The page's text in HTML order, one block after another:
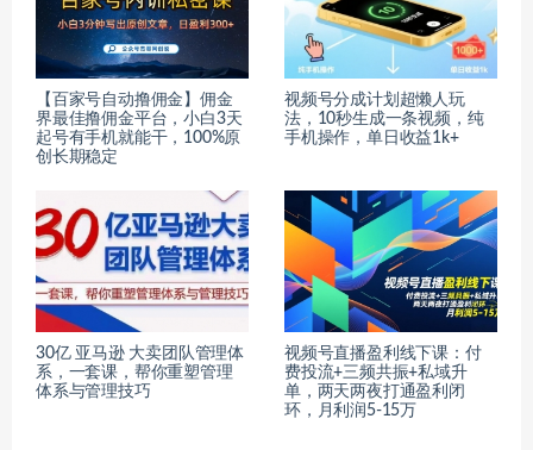
【百家号自动撸佣金】佣金
界最佳撸佣金平台，小白3天
起号有手机就能干，100%原
创长期稳定
视频号分成计划超懒人玩
法，10秒生成一条视频，纯
手机操作，单日收益1k+
30亿 亚马逊 大卖团队管理体
系，一套课，帮你重塑管理
体系与管理技巧
视频号直播盈利线下课：付
费投流+三频共振+私域升
单，两天两夜打通盈利闭
环，月利润5-15万